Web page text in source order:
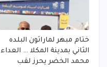
ختام مبهر لماراثون البلده
الثاني بمدينة المكلا … العداء
محمد الخضر يحرز لقب